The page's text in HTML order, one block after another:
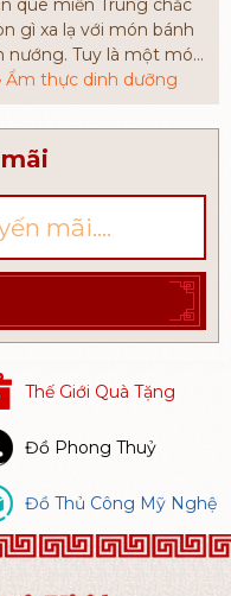
quê miền Trung chắc
gì xa lạ với món bánh
nướng. Tuy là một món
dã, bình dị nhưng
đen được rất nhiều
Hầu hết những du
với Bình Định đều chọn
để làm quà tặng người
Ẩm thực dinh dưỡng
Thế Giới Quà Tặng
Đồ Phong Thuỷ
Đồ Thủ Công Mỹ Nghệ